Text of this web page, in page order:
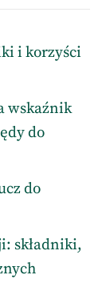
i korzyści
wskaźnik
do
do
składniki,